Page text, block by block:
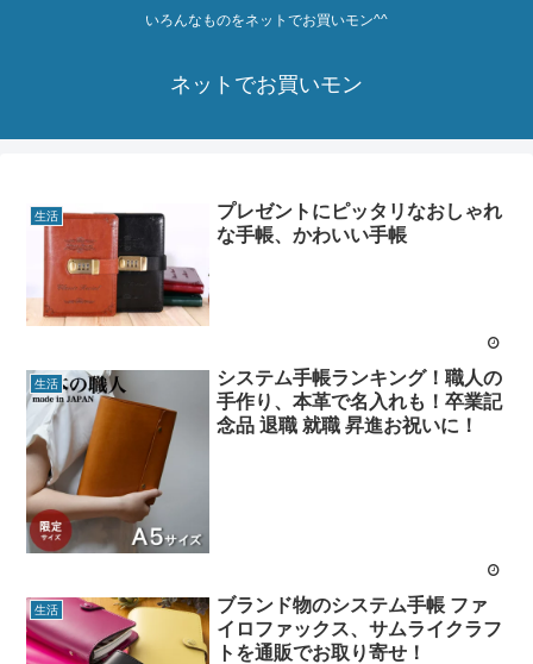
いろんなものをネットでお買いモン^^
ネットでお買いモン
生活
プレゼントにピッタリなおしゃれ
な手帳、かわいい手帳
生活
システム手帳ランキング！職人の
手作り、本革で名入れも！卒業記
念品 退職 就職 昇進お祝いに！
生活
ブランド物のシステム手帳 ファ
イロファックス、サムライクラフ
トを通販でお取り寄せ！